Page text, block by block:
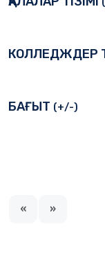
КОЛЛЕДЖДЕР
БАҒЫТ (+/-)
« »